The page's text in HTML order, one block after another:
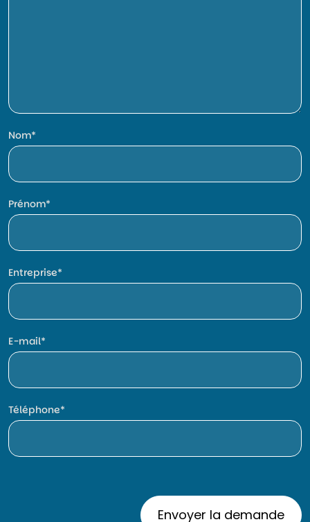
Nom
Prénom
Entreprise
E-mail
Téléphone